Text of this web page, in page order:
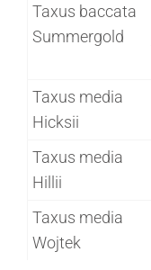
Taxus baccata
Summergold
Taxus media
Hicksii
Taxus media
Hillii
Taxus media
Wojtek